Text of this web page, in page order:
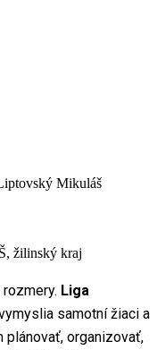
Mikuláš
žilinský kraj
Liga
samotní žiaci a
plánovať, organizovať,